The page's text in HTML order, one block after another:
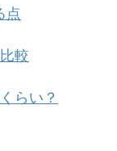
点
較
らい？